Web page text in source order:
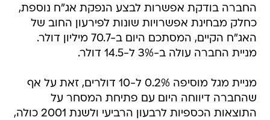
החברה בודקת אפשרות לבצע הנפקת אג"ח נוספת,
כחלק מבחינת אפשרויות שונות לפירעון החוב של
האג"ח הקיים, המסתכם היום ב-70.7 מיליון דולר.
מניית החברה עולה ב-3% ל-14.5 דולר.
מניית מגל מוסיפה 0.2% ל-10 דולרים, זאת על אף
שהחברה דיווחה היום עם פתיחת המסחר על
התוצאות הכספיות לרבעון הרביעי ולשנת 2001 כולה,